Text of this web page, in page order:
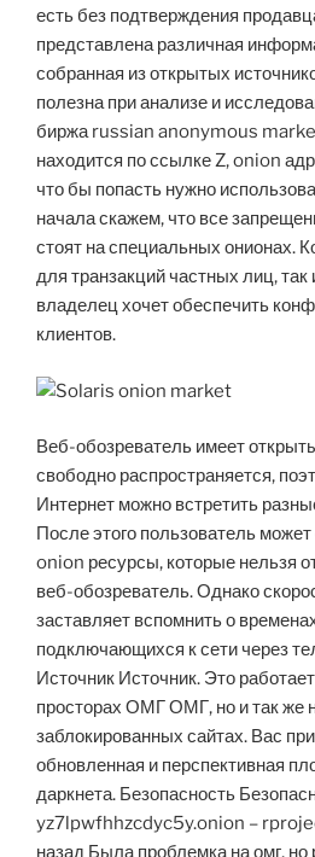
есть без подтверждения
представлена различная
собранная из открытых
полезна при анализе и
биржа russian anonymous
находится по ссылке Z, onion
что бы попасть нужно
начала скажем, что все
стоят на специальных онионах.
для транзакций частных лиц, так
владелец хочет обеспечить
клиентов.
Веб-обозреватель имеет
свободно распространяется,
Интернет можно встретить
После этого пользователь
onion ресурсы, которые нельзя
веб-обозреватель. Однако
заставляет вспомнить о
подключающихся к сети через
Источник Источник. Это
просторах ОМГ ОМГ, но и так же
заблокированных сайтах. Вас
обновленная и перспективная
даркнета. Безопасность
yz7lpwfhhzcdyc5y.onion –
назад Была проблемка на омг,